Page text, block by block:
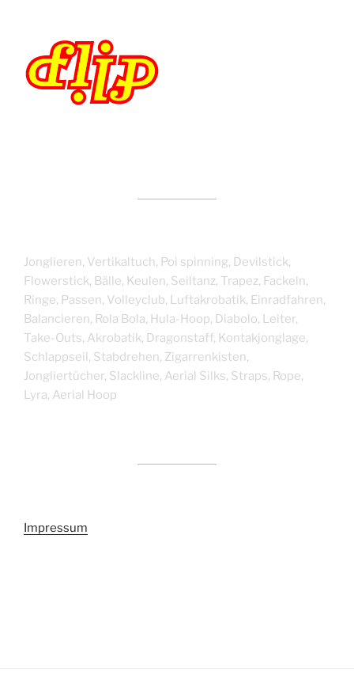
Jonglieren, Vertikaltuch, Poi spinning, Devilstick,
Flowerstick, Bälle, Keulen, Seiltanz, Trapez, Fackeln,
Ringe, Passen, Volleyclub, Luftakrobatik, Einradfahren,
Balancieren, Rola Bola, Hula-Hoop, Diabolo, Leiter,
Take-Outs, Akrobatik, Dragonstaff, Kontakjonglage,
Schlappseil, Stabdrehen, Zigarrenkisten,
Jongliertücher, Slackline, Aerial Silks, Straps, Rope,
Lyra, Aerial Hoop
Impressum